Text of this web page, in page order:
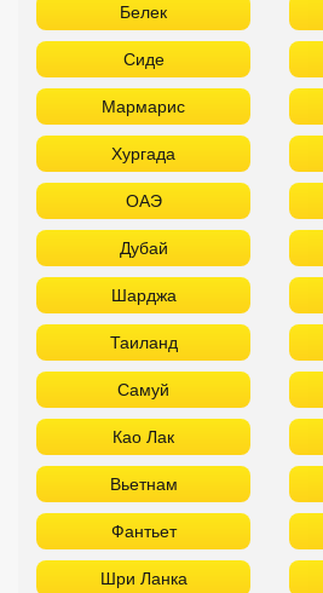
Белек
Сиде
Мармарис
Хургада
ОАЭ
Дубай
Шарджа
Таиланд
Самуй
Као Лак
Вьетнам
Фантьет
Шри Ланка